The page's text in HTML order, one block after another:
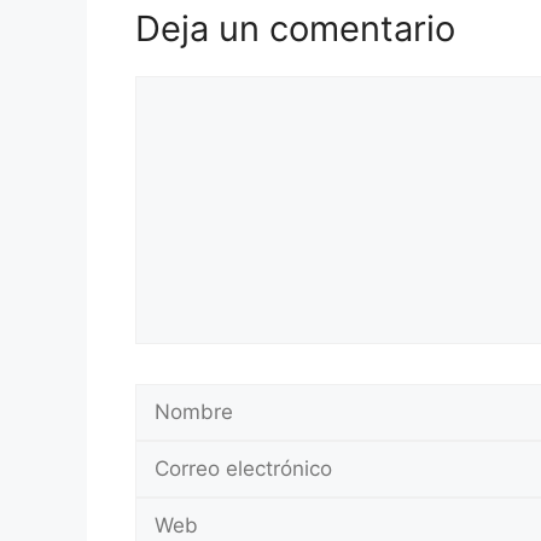
Deja un comentario